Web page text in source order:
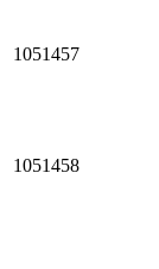
1051457
1051458